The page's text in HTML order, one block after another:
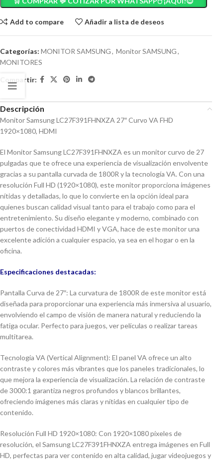
Add to compare Añadir a lista de deseos
Categorías: MONITOR SAMSUNG, Monitor SAMSUNG,
MONITORES
Compartir:
Descripción
Monitor Samsung LC27F391FHNXZA 27″ Curvo VA FHD
1920×1080, HDMI
El Monitor Samsung LC27F391FHNXZA es un monitor curvo de 27
pulgadas que te ofrece una experiencia de visualización envolvente
gracias a su pantalla curvada de 1800R y la tecnología VA. Con una
resolución Full HD (1920×1080), este monitor proporciona imágenes
nítidas y detalladas, lo que lo convierte en la opción ideal para
quienes buscan calidad visual tanto para el trabajo como para el
entretenimiento. Su diseño elegante y moderno, combinado con
puertos de conectividad HDMI y VGA, hace de este monitor una
excelente adición a cualquier espacio, ya sea en el hogar o en la
oficina.
Especificaciones destacadas:
Pantalla Curva de 27″: La curvatura de 1800R de este monitor está
diseñada para proporcionar una experiencia más inmersiva al usuario,
envolviendo el campo de visión de manera natural y reduciendo la
fatiga ocular. Perfecto para juegos, ver películas o realizar tareas
multitarea.
Tecnología VA (Vertical Alignment): El panel VA ofrece un alto
contraste y colores más vibrantes que los paneles tradicionales, lo
que mejora la experiencia de visualización. La relación de contraste
de 3000:1 garantiza negros profundos y blancos brillantes,
ofreciendo imágenes más claras y nítidas en cualquier tipo de
contenido.
Resolución Full HD 1920×1080: Con 1920×1080 píxeles de
resolución, el Samsung LC27F391FHNXZA entrega imágenes en Full
HD, perfectas para ver contenido en alta calidad, jugar videojuegos y